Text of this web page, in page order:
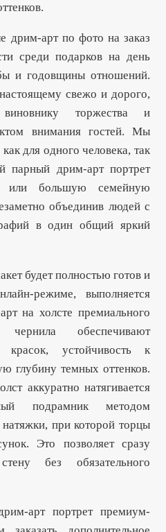
дрим-арт по фото на заказ
среди подарков на день
и годовщины отношений.
свежо и дорого,
виновнику торжества и
внимания гостей. Мы
для одного человека, так
парный дрим-арт портрет
или большую семейную
объединив людей с
в один общий яркий
будет полностью готов и
режиме, выполняется
на холсте премиального
чернила обеспечивают
красок, устойчивость к
глубину темных оттенков.
аккуратно натягивается
подрамник методом
при которой торцы
Это позволяет сразу
без обязательного
арт портрет премиум-